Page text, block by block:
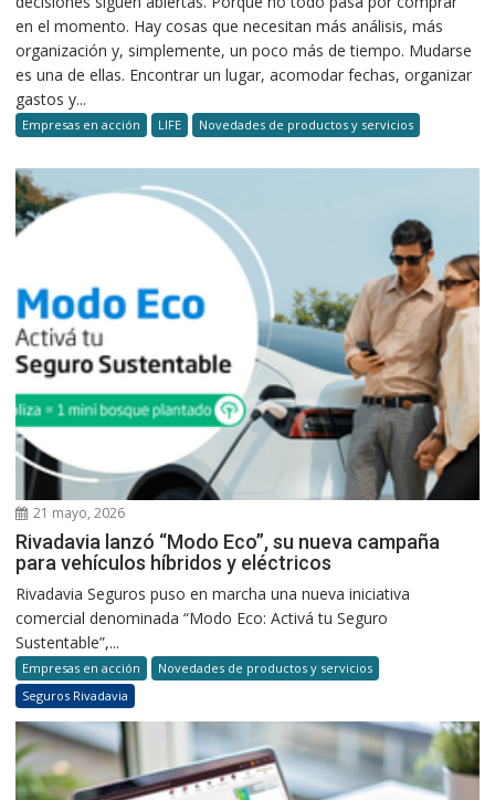
en el momento. Hay cosas que necesitan más análisis, más
organización y, simplemente, un poco más de tiempo. Mudarse
es una de ellas. Encontrar un lugar, acomodar fechas, organizar
gastos y...
Empresas en acción LIFE Novedades de productos y servicios
21 mayo, 2026
Rivadavia lanzó “Modo Eco”, su nueva campaña
para vehículos híbridos y eléctricos
Rivadavia Seguros puso en marcha una nueva iniciativa
comercial denominada “Modo Eco: Activá tu Seguro
Sustentable”,...
Empresas en acción
Novedades de productos y servicios
Seguros Rivadavia